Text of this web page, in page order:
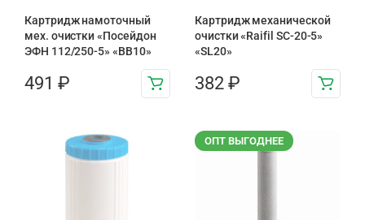
Картридж намоточный
мех. очистки «Посейдон
ЭФН 112/250-5» «BB10»
491 ₽
Картридж механической
очистки «Raifil SC-20-5»
«SL20»
382 ₽
ОПТ ВЫГОДНЕЕ